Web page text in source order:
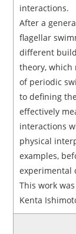
interactions.
After a
flagellar
different
theory, which
of periodic
to defining
effectively
interactions
physical
examples,
experimental
This work
Kenta